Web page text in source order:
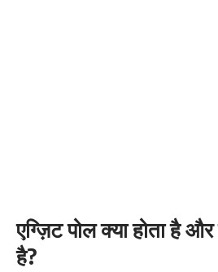
एग्ज़िट पोल क्या होता है
है?